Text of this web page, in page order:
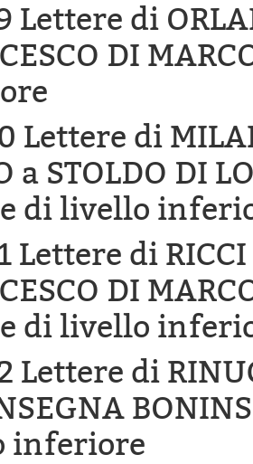
Lettere di
DI
Lettere di
a STOLDO DI
di livello
Lettere di
DI
di livello
Lettere di
inferiore